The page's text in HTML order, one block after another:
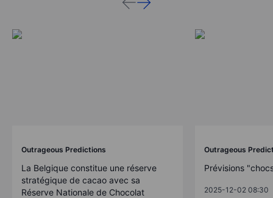
Outrageous Predictions
La Belgique constitue une réserve
stratégique de cacao avec sa
Réserve Nationale de Chocolat
Outrageous
Prévisions
2025-12-02 08:30